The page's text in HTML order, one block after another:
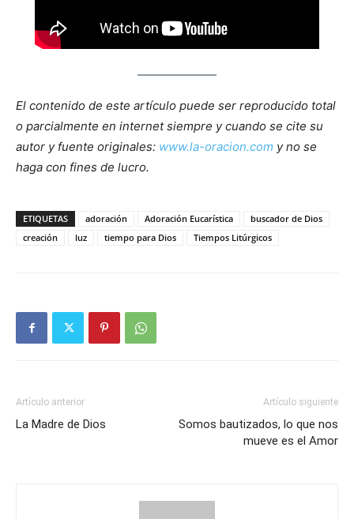
El contenido de este artículo puede ser reproducido total
o parcialmente en internet siempre y cuando se cite su
autor y fuente originales: www.la-oracion.com y no se
haga con fines de lucro.
ETIQUETAS adoración Adoración Eucarística
buscador de Dios
creación
luz tiempo para Dios Tiempos Litúrgicos
Artículo anterior
La Madre de Dios
Artículo siguiente
Somos bautizados, lo que nos
mueve es el Amor